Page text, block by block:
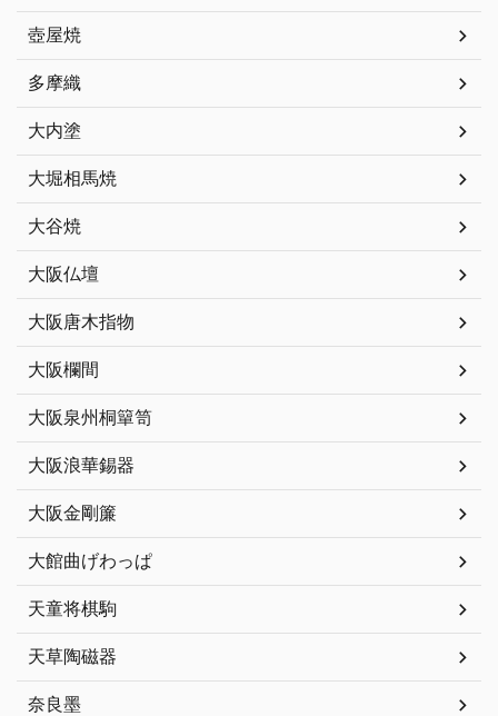
壺屋焼
多摩織
大内塗
大堀相馬焼
大谷焼
大阪仏壇
大阪唐木指物
大阪欄間
大阪泉州桐簞笥
大阪浪華錫器
大阪金剛簾
大館曲げわっぱ
天童将棋駒
天草陶磁器
奈良墨